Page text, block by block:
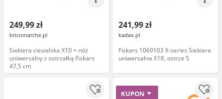
249,99 zł
bricomarche.pl
Siekiera ciesielska X10 + nóż
uniwersalny z ostrzałką Fiskars
47,5 cm
241,99 zł
kadax.pl
Fiskars 1069103 X-series Siekiera
uniwersalna X18, ostrze S
KUPON